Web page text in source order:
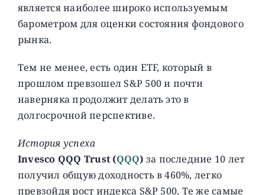
является наиболее широко используемым
барометром для оценки состояния фондового
рынка.
Тем не менее, есть один ETF, который в
прошлом превзошел S&P 500 и почти
наверняка продолжит делать это в
долгосрочной перспективе.
История успеха
Invesco QQQ Trust (QQQ) за последние 10 лет
получил общую доходность в 460%, легко
превзойдя рост индекса S&P 500. Те же самые